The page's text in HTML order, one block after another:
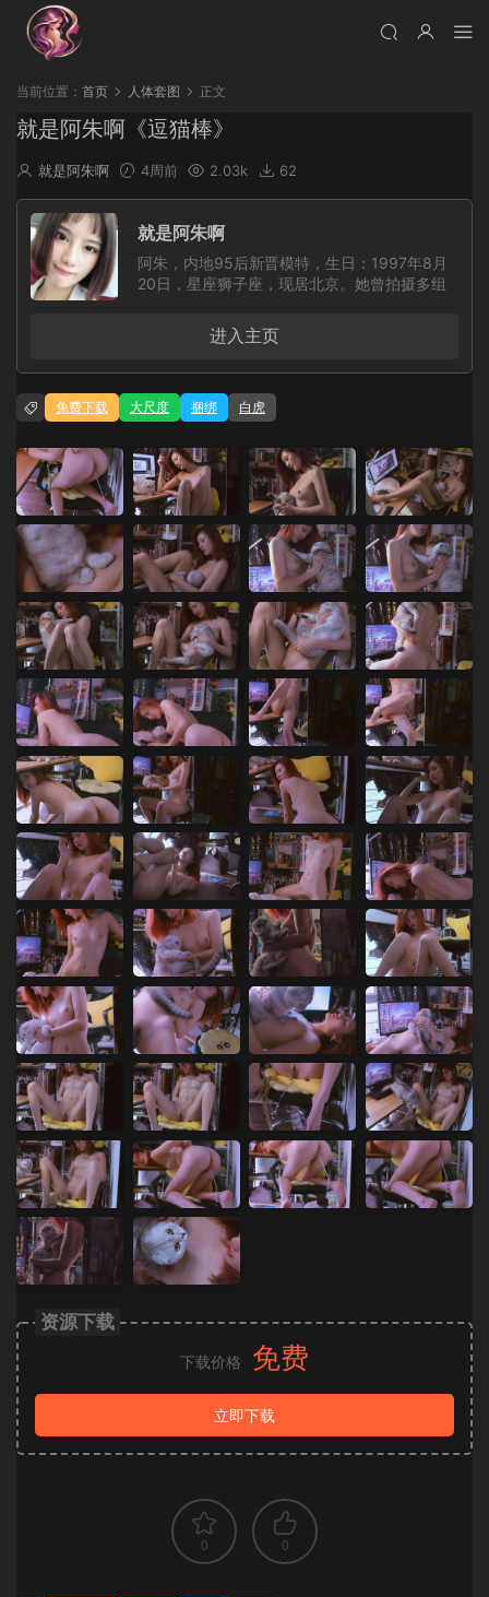
当前位置： 首页 人体套图 正文
就是阿朱啊《逗猫棒》
就是阿朱啊 4周前 2.03k 62
就是阿朱啊
阿朱，内地95后新晋模特，生日：1997年8月
20日，星座狮子座，现居北京。她曾拍摄多组
L.P.VISION 合作完成多组风格大胆的作品，凭
借出众表现积累了大量人气，随后加入秀人旗
变，能够驾驭多种题材与氛围的商业拍摄，合作
富。
进入主页
免费下载 大尺度 捆绑 白虎
资源下载
下载价格 免费
立即下载
0 0